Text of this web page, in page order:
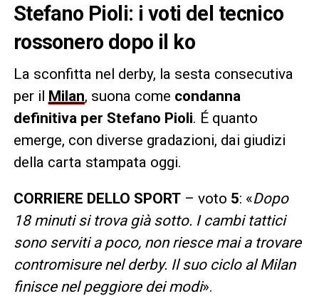
Stefano Pioli: i voti del tecnico
rossonero dopo il ko
La sconfitta nel derby, la sesta consecutiva
per il Milan, suona come condanna
definitiva per Stefano Pioli. É quanto
emerge, con diverse gradazioni, dai giudizi
della carta stampata oggi.
CORRIERE DELLO SPORT– voto 5: «Dopo
18 minuti si trova già sotto. I cambi tattici
sono serviti a poco, non riesce mai a trovare
contromisure nel derby. Il suo ciclo al Milan
finisce nel peggiore dei modi».